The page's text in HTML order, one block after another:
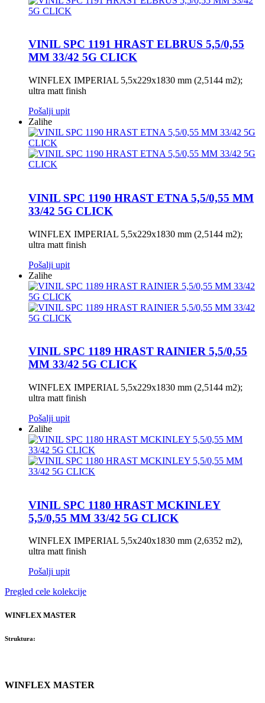
VINIL SPC 1191 HRAST ELBRUS 5,5/0,55
MM 33/42 5G CLICK
WINFLEX IMPERIAL 5,5x229x1830 mm (2,5144 m2);
ultra matt finish
Pošalji upit
Zalihe
VINIL SPC 1190 HRAST ETNA 5,5/0,55 MM
33/42 5G CLICK
WINFLEX IMPERIAL 5,5x229x1830 mm (2,5144 m2);
ultra matt finish
Pošalji upit
Zalihe
VINIL SPC 1189 HRAST RAINIER 5,5/0,55
MM 33/42 5G CLICK
WINFLEX IMPERIAL 5,5x229x1830 mm (2,5144 m2);
ultra matt finish
Pošalji upit
Zalihe
VINIL SPC 1180 HRAST MCKINLEY
5,5/0,55 MM 33/42 5G CLICK
WINFLEX IMPERIAL 5,5x240x1830 mm (2,6352 m2),
ultra matt finish
Pošalji upit
Pregled cele kolekcije
WINFLEX MASTER
Struktura:
WINFLEX MASTER